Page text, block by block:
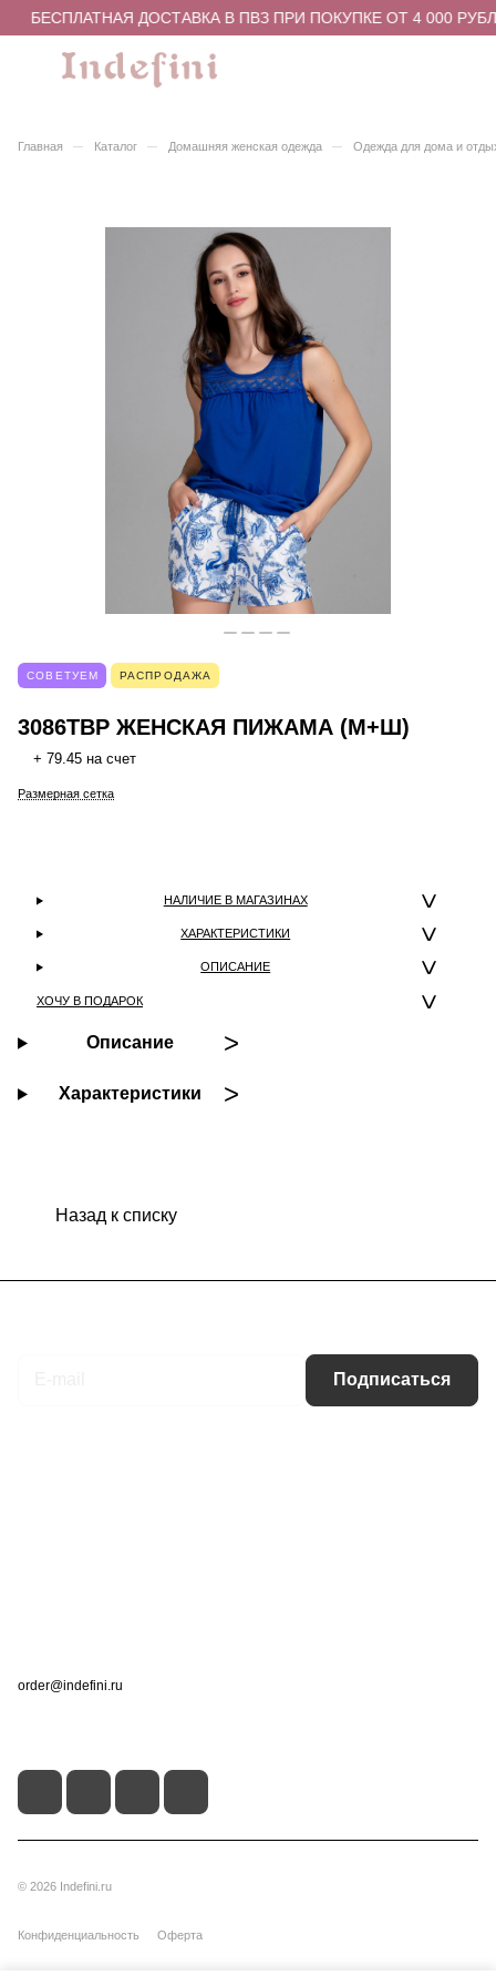
БЕСПЛАТНАЯ ДОСТАВКА В ПВЗ ПРИ ПОКУПКЕ ОТ 4 000
Главная – Каталог – Домашняя женская одежда – Одежда для дома и
СОВЕТУЕМ РАСПРОДАЖА
3086TBP ЖЕНСКАЯ ПИЖАМА (М+Ш)
+ 79.45 на счет
Размерная сетка
НАЛИЧИЕ В МАГАЗИНАХ
ХАРАКТЕРИСТИКИ
ОПИСАНИЕ
ХОЧУ В ПОДАРОК
Описание
Характеристики
Назад к списку
Подписаться
order@indefini.ru
© 2026 Indefini.ru
Конфиденциальность Оферта